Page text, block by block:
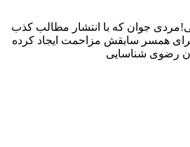
جوان که با انتشار مطالب کذب
همسر سابقش مزاحمت ایجاد کرده
رضوی شناسایی